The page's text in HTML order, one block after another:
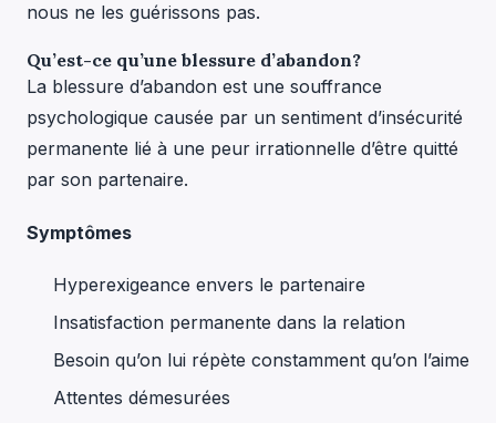
nous ne les guérissons pas.
Qu’est-ce qu’une blessure d’abandon?
La blessure d’abandon est une souffrance
psychologique causée par un sentiment d’insécurité
permanente lié à une peur irrationnelle d’être quitté
par son partenaire.
Symptômes
Hyperexigeance envers le partenaire
Insatisfaction permanente dans la relation
Besoin qu’on lui répète constamment qu’on l’aime
Attentes démesurées